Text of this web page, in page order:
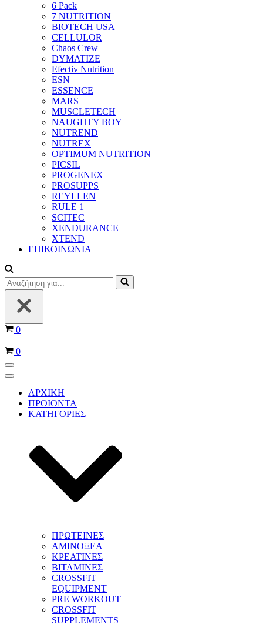
6 Pack
7 NUTRITION
BIOTECH USA
CELLULOR
Chaos Crew
DYMATIZE
Efectiv Nutrition
ESN
ESSENCE
MARS
MUSCLETECH
NAUGHTY BOY
NUTREND
NUTREX
OPTIMUM NUTRITION
PICSIL
PROGENEX
PROSUPPS
REYLLEN
RULE 1
SCITEC
XENDURANCE
XTEND
ΕΠΙΚΟΙΝΩΝΙΑ
Αναζήτηση
για...
Καλάθι
0
Καλάθι
0
Μενού
πλοήγησης
Μενού
πλοήγησης
ΑΡΧΙΚΗ
ΠΡΟΙΟΝΤΑ
ΚΑΤΗΓΟΡΙΕΣ
ΠΡΩΤΕΙΝΕΣ
ΑΜΙΝΟΞΕΑ
ΚΡΕΑΤΙΝΕΣ
ΒΙΤΑΜΙΝΕΣ
CROSSFIT
EQUIPMENT
PRE WORKOUT
CROSSFIT
SUPPLEMENTS